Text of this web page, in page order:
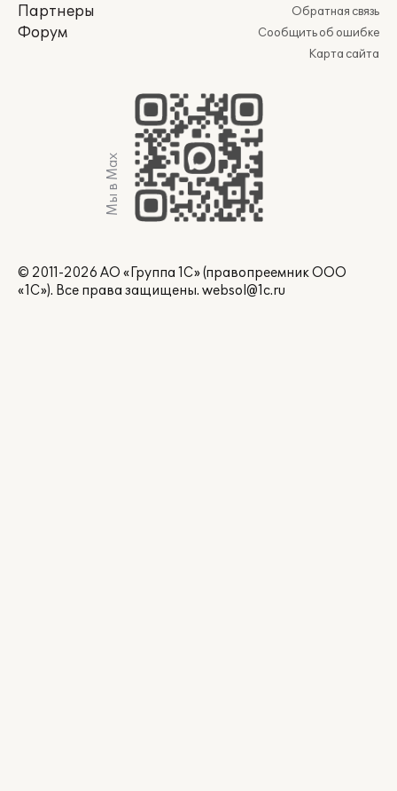
Партнеры
Форум
Обратная связь
Сообщить об ошибке
Карта сайта
Мы в Max
© 2011-2026 АО «Группа 1С» (правопреемник ООО
«1С»). Все права защищены. websol@1c.ru